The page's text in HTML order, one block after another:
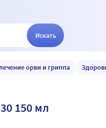
Искать
орви и гриппа
150 мл